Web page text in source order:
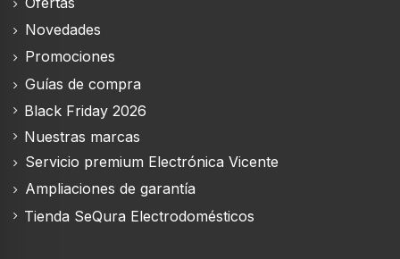
Novedades
Promociones
Guías de compra
Black Friday 2026
Nuestras marcas
Servicio premium Electrónica Vicente
Ampliaciones de garantía
Tienda SeQura Electrodomésticos